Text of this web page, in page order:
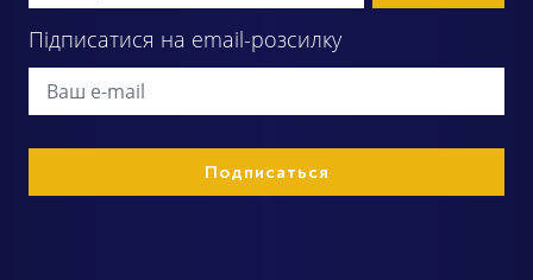
Підписатися на email-розсилку